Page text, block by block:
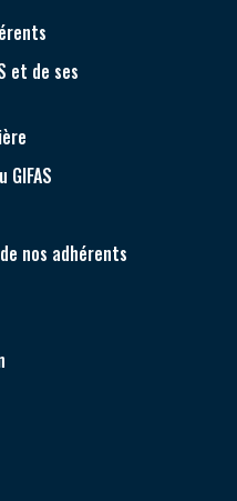
et de ses
nos adhérents